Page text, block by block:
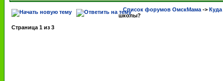
Список форумов ОмскМама -> Куда
школы?
Страница 1 из 3